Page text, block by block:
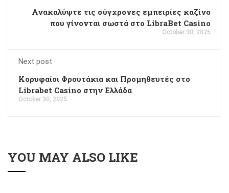
Ανακαλύψτε τις σύγχρονες εμπειρίες καζίνο
που γίνονται σωστά στο LibraBet Casino
October 30, 2025
Next post
Κορυφαίοι Φρουτάκια και Προμηθευτές στο
Librabet Casino στην Ελλάδα
October 30, 2025
YOU MAY ALSO LIKE